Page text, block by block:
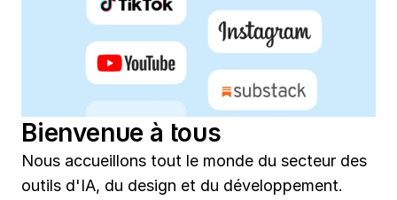
Bienvenue à tous
Nous accueillons tout le monde du secteur des
outils d'IA, du design et du développement.